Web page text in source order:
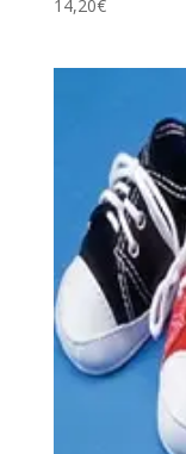
14,20€